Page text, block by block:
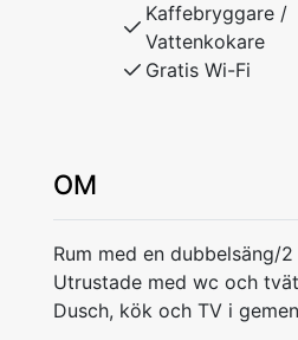
Kaffebryggare /
Vattenkokare
Gratis Wi-Fi
OM
Rum med en dubbelsäng/2
Utrustade med wc och
Dusch, kök och TV i